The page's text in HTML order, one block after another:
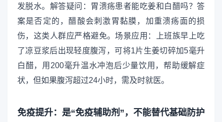
发脱水。解答疑问：胃溃疡患者能吃姜和白醋吗？答
案是否定的，醋酸会刺激胃黏膜，加重溃疡面的损
伤，这类人群应严格避免。场景应用：上班族早上吃
了凉豆浆后出现轻度腹泻，可将1片生姜切碎加5毫升
白醋，用200毫升温水冲泡后少量饮用，帮助缓解症
状，但如果腹泻超过24小时，需及时就医。
免疫提升：是“免疫辅助剂”，不能替代基础防护